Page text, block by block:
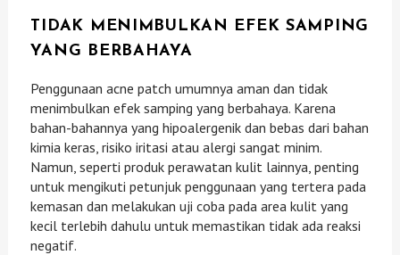
TIDAK MENIMBULKAN EFEK SAMPING
YANG BERBAHAYA
Penggunaan acne patch umumnya aman dan tidak
menimbulkan efek samping yang berbahaya. Karena
bahan-bahannya yang hipoalergenik dan bebas dari bahan
kimia keras, risiko iritasi atau alergi sangat minim.
Namun, seperti produk perawatan kulit lainnya, penting
untuk mengikuti petunjuk penggunaan yang tertera pada
kemasan dan melakukan uji coba pada area kulit yang
kecil terlebih dahulu untuk memastikan tidak ada reaksi
negatif.